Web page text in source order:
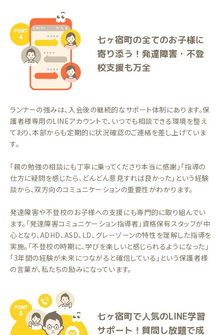
七ヶ宿町の全てのお子様に
寄り添う！発達障害・不登
校支援も万全
ランナーの強みは、入会後の継続的なサポート体制にあります。保
護者様専用のLINEアカウントで、いつでも相談できる環境を整え
ており、本部からも定期的に状況確認のご連絡を差し上げていま
す。
「親の勉強の相談にも丁寧に乗ってくださり本当に感謝」「指導の
仕方に疑問を感じたら、どんどん意見すれば良かった」という経験
談から、双方向のコミュニケーションの重要性がわかります。
発達障害や不登校のお子様への支援にも専門的に取り組んでい
ます。「発達障害コミュニケーション指導者」資格保有スタッフが中
心となり、ADHD、ASD、LD、グレーゾーンの特性を理解した指導を
実施。「不登校の時期に、学びを楽しいと感じられるようになった」
「3年間の経験が未来につながると確信している」という保護者様
の言葉が、私たちの励みになっています。
七ヶ宿町で人気のLINE学習
サポート！質問し放題で成